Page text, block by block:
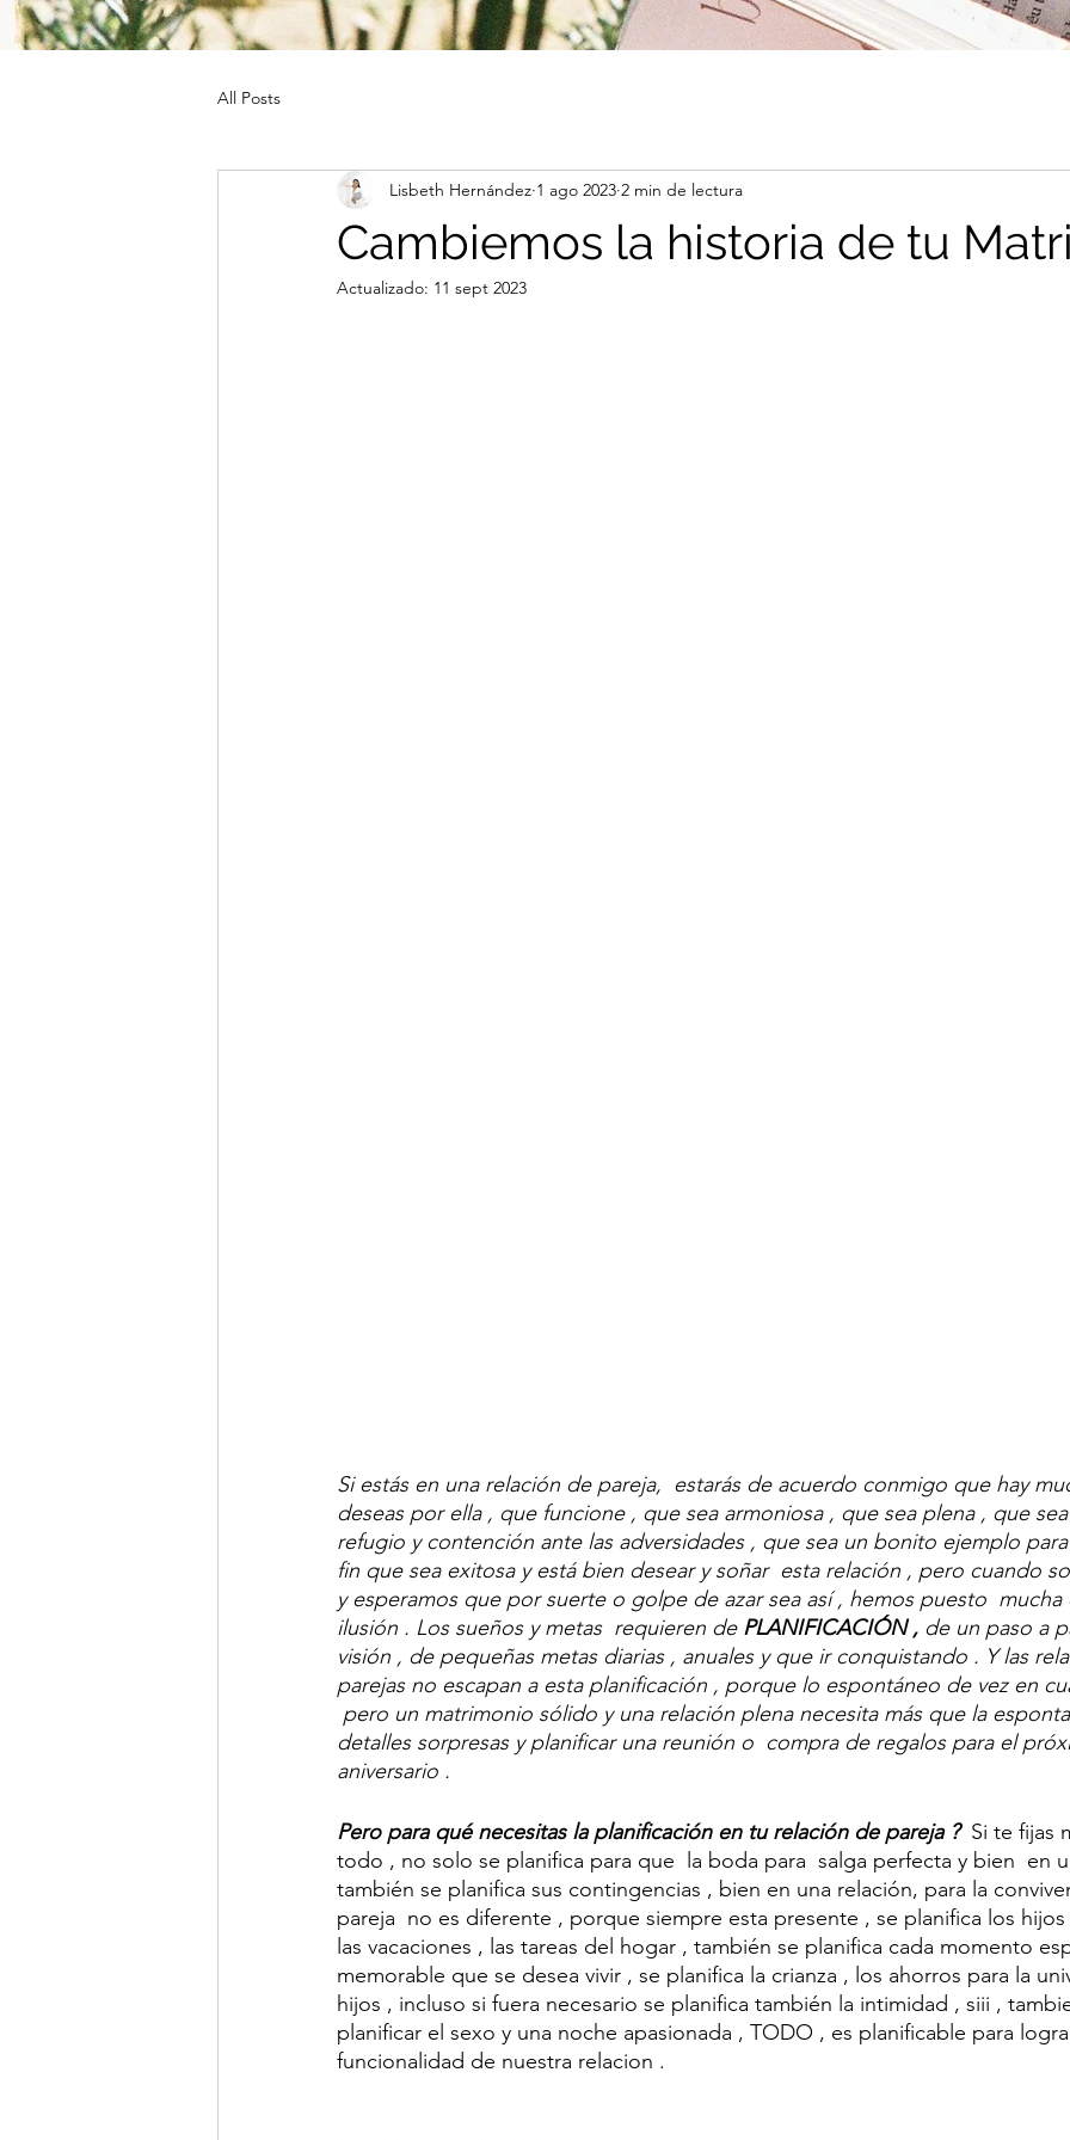
All Posts
Cambiemos la historia de tu
Lisbeth Hernández 1 ago 2023 2 min de lectura
Actualizado: 11 sept 2023
Si estás en una relación de pareja,  estarás de acuerdo conmigo que hay
deseas por ella , que funcione , que sea armoniosa , que sea plena , que
refugio y contención ante las adversidades , que sea un bonito ejemplo
fin que sea exitosa y está bien desear y soñar  esta relación , pero cuando
y esperamos que por suerte o golpe de azar sea así , hemos puesto  mucha
ilusión . Los sueños y metas  requieren de PLANIFICACIÓN , de un paso a
visión , de pequeñas metas diarias , anuales y que ir conquistando . Y las
parejas no escapan a esta planificación , porque lo espontáneo de vez en
pero un matrimonio sólido y una relación plena necesita más que la
detalles sorpresas y planificar una reunión o  compra de regalos para el
aniversario .
Pero para qué necesitas la planificación en tu relación de pareja ? Si te fijas
todo , no solo se planifica para que  la boda para  salga perfecta y bien  en
también se planifica sus contingencias , bien en una relación, para la
pareja  no es diferente , porque siempre esta presente , se planifica los
las vacaciones , las tareas del hogar , también se planifica cada momento
memorable que se desea vivir , se planifica la crianza , los ahorros para la
hijos , incluso si fuera necesario se planifica también la intimidad , siii ,
planificar el sexo y una noche apasionada , TODO , es planificable para
funcionalidad de nuestra relacion .